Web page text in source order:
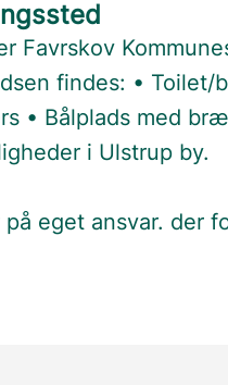
Favrskov
findes: • Toilet/
• Bålplads med
i Ulstrup by.
eget ansvar. der